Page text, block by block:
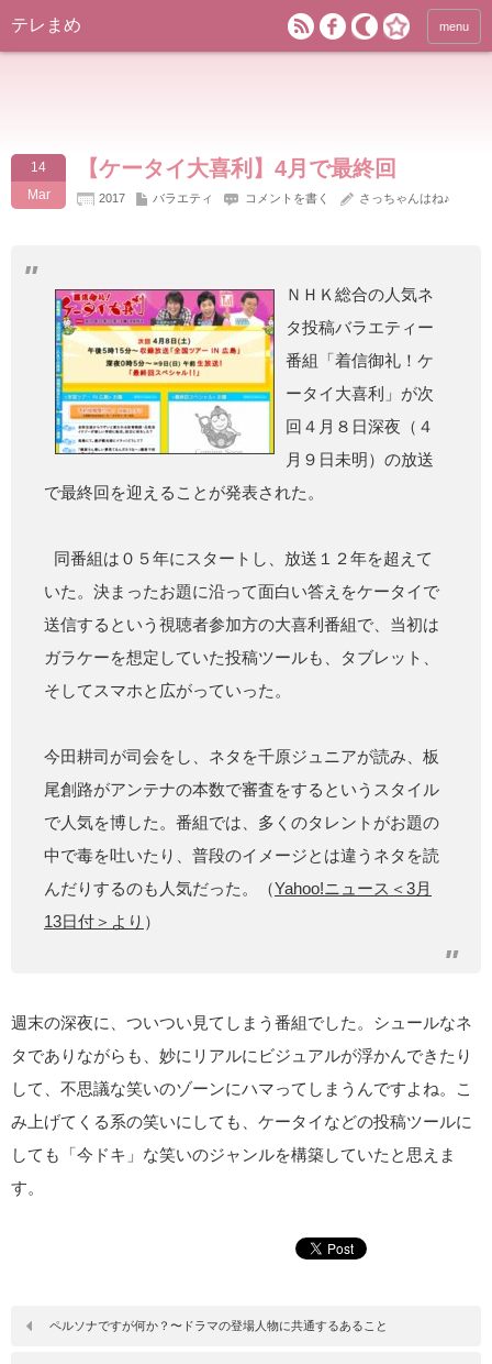
テレまめ menu
14
Mar
【ケータイ大喜利】4月で最終回
2017 バラエティ コメントを書く さっちゃんはね♪
ＮＨＫ総合の人気ネ
タ投稿バラエティー
番組「着信御礼！ケ
ータイ大喜利」が次
回４月８日深夜（４
月９日未明）の放送
で最終回を迎えることが発表された。
同番組は０５年にスタートし、放送１２年を超えて
いた。決まったお題に沿って面白い答えをケータイで
送信するという視聴者参加方の大喜利番組で、当初は
ガラケーを想定していた投稿ツールも、タブレット、
そしてスマホと広がっていった。
今田耕司が司会をし、ネタを千原ジュニアが読み、板
尾創路がアンテナの本数で審査をするというスタイル
で人気を博した。番組では、多くのタレントがお題の
中で毒を吐いたり、普段のイメージとは違うネタを読
んだりするのも人気だった。（Yahoo!ニュース＜3月
13日付＞より ）
週末の深夜に、ついつい見てしまう番組でした。シュールなネ
タでありながらも、妙にリアルにビジュアルが浮かんできたり
して、不思議な笑いのゾーンにハマってしまうんですよね。こ
み上げてくる系の笑いにしても、ケータイなどの投稿ツールに
しても「今ドキ」な笑いのジャンルを構築していたと思えま
す。
ペルソナですが何か？〜ドラマの登場人物に共通するあること